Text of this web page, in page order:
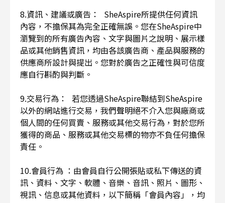
8.資訊、建議或廣告： SheAspire所提供任何資訊
內容，不擔保其為完全正確無誤。您在SheAspire中
瀏覽到的所有廣告內容、文字與圖片之說明、展示樣
品或其他銷售資訊，均由各該廣告商、產品與服務的
供應商所設計與提出。您對於廣告之正確性與可信度
應自行斟酌與判斷。
9.交易行為： 若您透過SheAspire聯結到SheAspire
以外的網站進行交易，我們聲明絕不介入您與廠商或
個人間的任何買賣、服務或其他交易行為，對於您所
獲得的商品、服務或其他交易標的物亦不負任何擔保
責任。
10.會員行為 ：由會員自行公開張貼或私下傳送的資
訊、資料、文字、軟體、音樂、音訊、照片、圖形、
視訊、信息或其他資料，以下簡稱「會員內容」，均